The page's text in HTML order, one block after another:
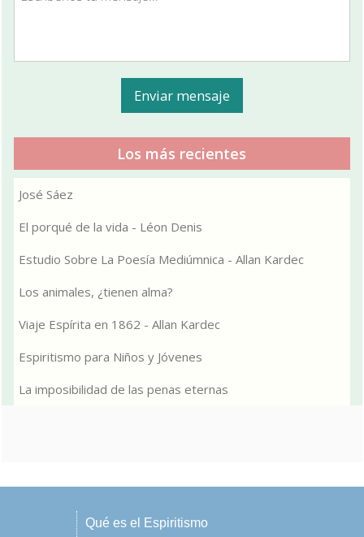
Los más recientes
José Sáez
El porqué de la vida - Léon Denis
Estudio Sobre La Poesía Mediúmnica - Allan Kardec
Los animales, ¿tienen alma?
Viaje Espírita en 1862 - Allan Kardec
Espiritismo para Niños y Jóvenes
La imposibilidad de las penas eternas
Qué es el Espiritismo